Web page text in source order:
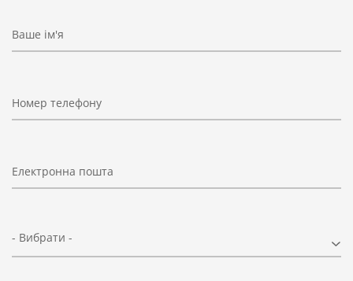
Ваше ім'я
Номер телефону
Електронна пошта
- Вибрати -